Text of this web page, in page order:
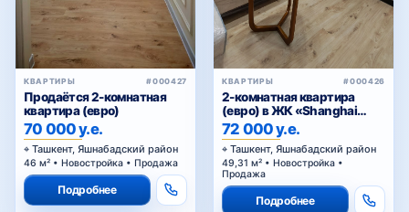
КВАРТИРЫ #000427
Продаётся 2-комнатная
квартира (евро)
70 000 у.е.
Ташкент, Яшнабадский район
46 м² • Новостройка • Продажа
Подробнее
КВАРТИРЫ #000426
2-комнатная квартира
(евро) в ЖК «Shanghai
Residence (China House)»
72 000 у.е.
Ташкент, Яшнабадский район
49,31 м² • Новостройка •
Продажа
Подробнее